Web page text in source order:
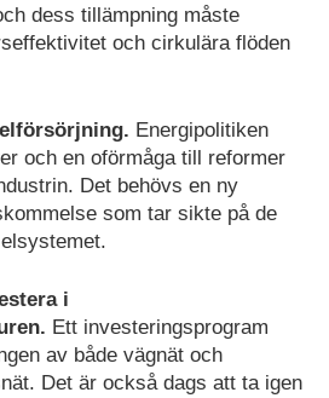
dess tillämpning måste
och cirkulära flöden
Energipolitiken
och en oförmåga till reformer
Det behövs en ny
som tar sikte på de
i
Ett investeringsprogram
av både vägnät och
Det är också dags att ta igen